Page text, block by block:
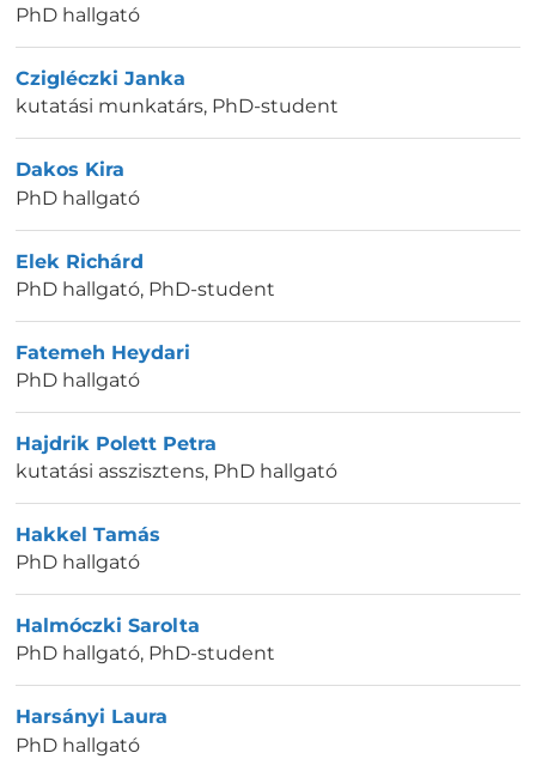
PhD hallgató
Czigléczki Janka
kutatási munkatárs, PhD-student
Dakos Kira
PhD hallgató
Elek Richárd
PhD hallgató, PhD-student
Fatemeh Heydari
PhD hallgató
Hajdrik Polett Petra
kutatási asszisztens, PhD hallgató
Hakkel Tamás
PhD hallgató
Halmóczki Sarolta
PhD hallgató, PhD-student
Harsányi Laura
PhD hallgató